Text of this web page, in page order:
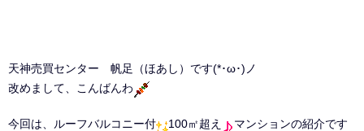
天神売買センター 帆足（ほあし）です(*･ω･)ノ
改めまして、こんばんわ
今回は、ルーフバルコニー付 100㎡超え
マンションの紹介です